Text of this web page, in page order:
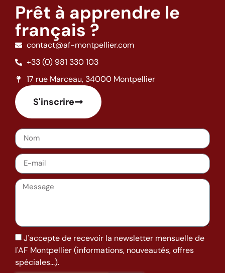
Prêt à apprendre le
français ?
contact@af-montpellier.com
+33 (0) 981 330 103
17 rue Marceau, 34000 Montpellier
S'inscrire
J'accepte de recevoir la newsletter mensuelle de
l'AF Montpellier (informations, nouveautés, offres
spéciales...).